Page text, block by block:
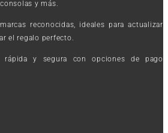
y más.
reconocidas, ideales para actualizar
el regalo perfecto.
rápida y segura con opciones de pago